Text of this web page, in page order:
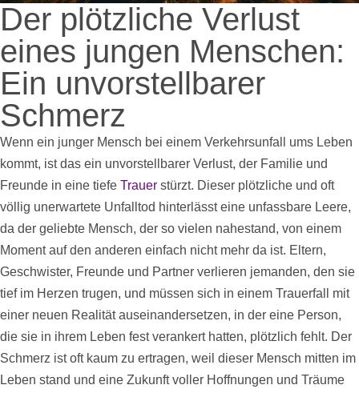
Der plötzliche Verlust
eines jungen Menschen:
Ein unvorstellbarer
Schmerz
Wenn ein junger Mensch bei einem Verkehrsunfall ums Leben
kommt, ist das ein unvorstellbarer Verlust, der Familie und
Freunde in eine tiefe Trauer stürzt. Dieser plötzliche und oft
völlig unerwartete Unfalltod hinterlässt eine unfassbare Leere,
da der geliebte Mensch, der so vielen nahestand, von einem
Moment auf den anderen einfach nicht mehr da ist. Eltern,
Geschwister, Freunde und Partner verlieren jemanden, den sie
tief im Herzen trugen, und müssen sich in einem Trauerfall mit
einer neuen Realität auseinandersetzen, in der eine Person,
die sie in ihrem Leben fest verankert hatten, plötzlich fehlt. Der
Schmerz ist oft kaum zu ertragen, weil dieser Mensch mitten im
Leben stand und eine Zukunft voller Hoffnungen und Träume